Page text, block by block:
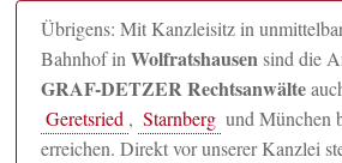
Übrigens: Mit Kanzleisitz in
Bahnhof inWolfratshausensind die
GRAF-DETZER Rechtsanwälte
Geretsried , Starnberg und München
erreichen. Direkt vor unserer Kanzlei